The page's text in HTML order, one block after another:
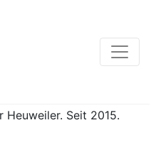
Heuweiler. Seit 2015.